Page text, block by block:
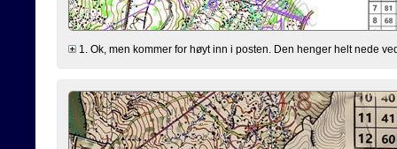
1. Ok, men kommer for høyt inn i posten. Den henger helt nede